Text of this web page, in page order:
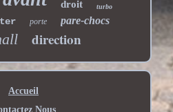
droit turbo
porte pare-chocs
direction
Accueil
Nous